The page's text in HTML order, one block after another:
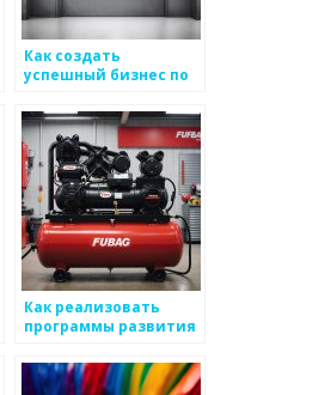
Как создать
успешный бизнес по
металлоизделий
Как реализовать
программы развития
производству
металлоизделий